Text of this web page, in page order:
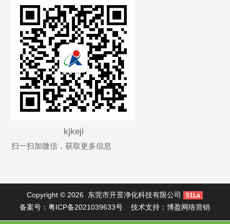
kjkeji
扫一扫加微信，获取更多信息
Copyright © 2026 东莞市开景净化科技有限公司 51La
备案号：粤ICP备2021039633号 技术支持：博盈网络营销